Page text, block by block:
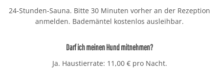
24-Stunden-Sauna. Bitte 30 Minuten vorher an der Rezeption
anmelden. Bademäntel kostenlos ausleihbar.
Darf ich meinen Hund mitnehmen?
Ja. Haustierrate: 11,00 € pro Nacht.